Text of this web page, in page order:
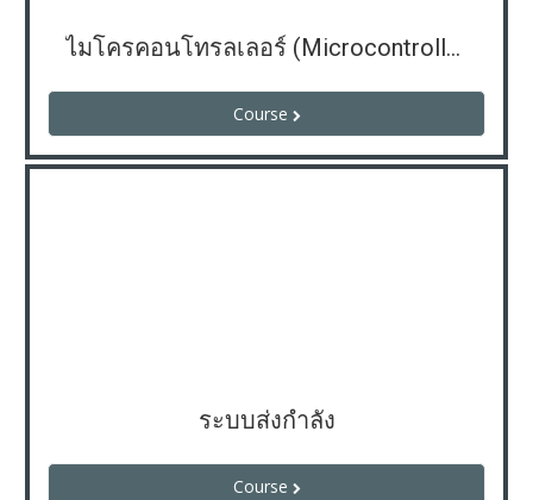
ไมโครคอนโทรลเลอร์ (Microcontroller)
Course
ระบบส่งกำลัง
Course